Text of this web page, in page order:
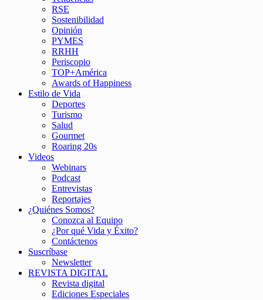
RSE
Sostenibilidad
Opinión
PYMES
RRHH
Periscopio
TOP+América
Awards of Happiness
Estilo de Vida
Deportes
Turismo
Salud
Gourmet
Roaring 20s
Videos
Webinars
Podcast
Entrevistas
Reportajes
¿Quiénes Somos?
Conozca al Equipo
¿Por qué Vida y Éxito?
Contáctenos
Suscríbase
Newsletter
REVISTA DIGITAL
Revista digital
Ediciones Especiales